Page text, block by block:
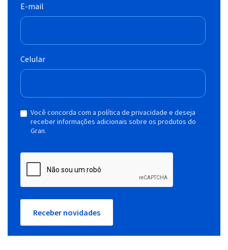
E-mail
Celular
Você concorda com a política de privacidade e deseja
receber informações adicionais sobre os produtos do
Gran.
Receber novidades